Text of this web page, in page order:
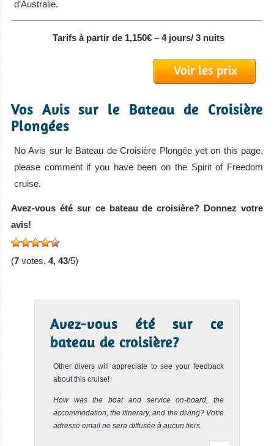
d’Australie.
Tarifs à partir de 1,150€ – 4 jours/ 3 nuits
Voir les prix
Vos Avis sur le Bateau de Croisière
Plongées
No Avis sur le Bateau de Croisière Plongée yet on this page,
please comment if you have been on the Spirit of Freedom
cruise.
Avez-vous été sur ce bateau de croisière? Donnez votre
avis!
(7 votes, 4, 43/5)
Avez-vous été sur ce
bateau de croisière?
Other divers will appreciate to see your feedback
about this cruise!
How was the boat and service on-board, the
accommodation, the itinerary, and the diving? Votre
adresse email ne sera diffusée à aucun tiers.